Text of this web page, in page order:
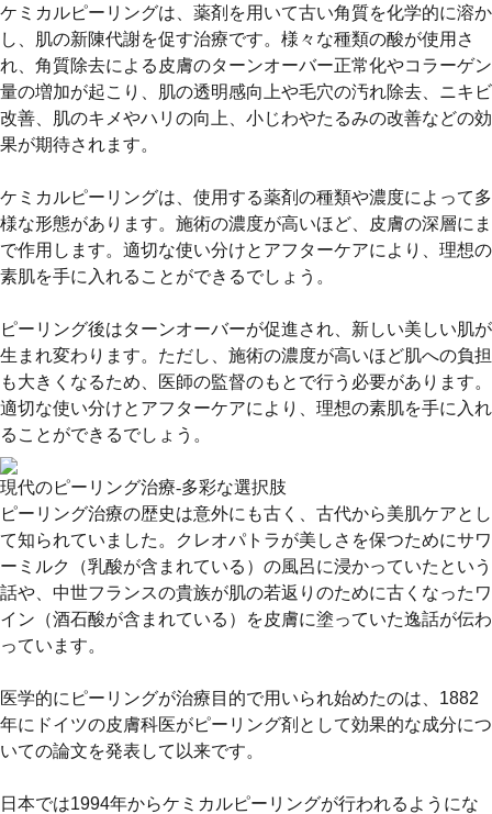
ケミカルピーリングは、薬剤を用いて古い角質を化学的に溶か
し、肌の新陳代謝を促す治療です。様々な種類の酸が使用さ
れ、角質除去による皮膚のターンオーバー正常化やコラーゲン
量の増加が起こり、肌の透明感向上や毛穴の汚れ除去、ニキビ
改善、肌のキメやハリの向上、小じわやたるみの改善などの効
果が期待されます。
ケミカルピーリングは、使用する薬剤の種類や濃度によって多
様な形態があります。施術の濃度が高いほど、皮膚の深層にま
で作用します。適切な使い分けとアフターケアにより、理想の
素肌を手に入れることができるでしょう。
ピーリング後はターンオーバーが促進され、新しい美しい肌が
生まれ変わります。ただし、施術の濃度が高いほど肌への負担
も大きくなるため、医師の監督のもとで行う必要があります。
適切な使い分けとアフターケアにより、理想の素肌を手に入れ
ることができるでしょう。
現代のピーリング治療-多彩な選択肢
ピーリング治療の歴史は意外にも古く、古代から美肌ケアとし
て知られていました。クレオパトラが美しさを保つためにサワ
ーミルク（乳酸が含まれている）の風呂に浸かっていたという
話や、中世フランスの貴族が肌の若返りのために古くなったワ
イン（酒石酸が含まれている）を皮膚に塗っていた逸話が伝わ
っています。
医学的にピーリングが治療目的で用いられ始めたのは、1882
年にドイツの皮膚科医がピーリング剤として効果的な成分につ
いての論文を発表して以来です。
日本では1994年からケミカルピーリングが行われるようにな